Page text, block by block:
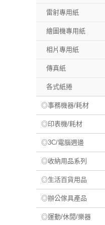
雷射專用紙
繪圖機專用紙
相片專用紙
傳真紙
各式紙捲
◎事務機器/耗材
◎印表機/耗材
◎3C/電腦週邊
◎收納用品系列
◎生活百貨用品
◎辦公傢具產品
◎運動/休閒/樂器